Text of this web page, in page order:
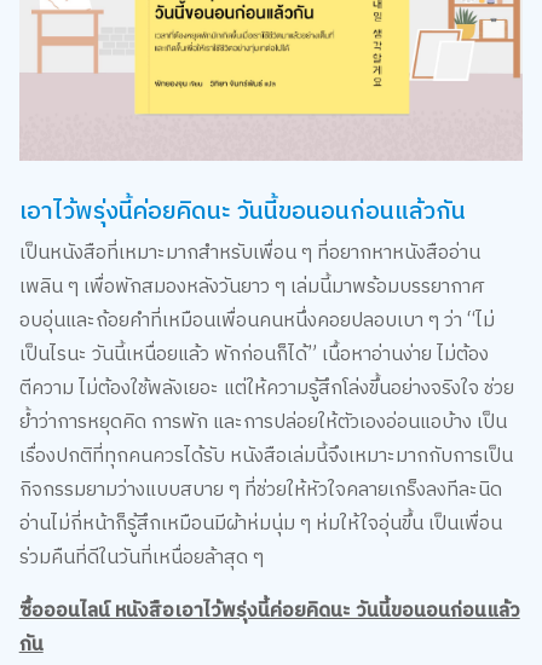
เอาไว้พรุ่งนี้ค่อยคิดนะ วันนี้ขอนอนก่อนแล้วกัน
เป็นหนังสือที่เหมาะมากสำหรับเพื่อน ๆ ที่อยากหาหนังสืออ่าน
เพลิน ๆ เพื่อพักสมองหลังวันยาว ๆ เล่มนี้มาพร้อมบรรยากาศ
อบอุ่นและถ้อยคำที่เหมือนเพื่อนคนหนึ่งคอยปลอบเบา ๆ ว่า “ไม่
เป็นไรนะ วันนี้เหนื่อยแล้ว พักก่อนก็ได้” เนื้อหาอ่านง่าย ไม่ต้อง
ตีความ ไม่ต้องใช้พลังเยอะ แต่ให้ความรู้สึกโล่งขึ้นอย่างจริงใจ ช่วย
ย้ำว่าการหยุดคิด การพัก และการปล่อยให้ตัวเองอ่อนแอบ้าง เป็น
เรื่องปกติที่ทุกคนควรได้รับ หนังสือเล่มนี้จึงเหมาะมากกับการเป็น
กิจกรรมยามว่างแบบสบาย ๆ ที่ช่วยให้หัวใจคลายเกร็งลงทีละนิด
อ่านไม่กี่หน้าก็รู้สึกเหมือนมีผ้าห่มนุ่ม ๆ ห่มให้ใจอุ่นขึ้น เป็นเพื่อน
ร่วมคืนที่ดีในวันที่เหนื่อยล้าสุด ๆ
ซื้อออนไลน์ หนังสือเอาไว้พรุ่งนี้ค่อยคิดนะ วันนี้ขอนอนก่อนแล้ว
กัน